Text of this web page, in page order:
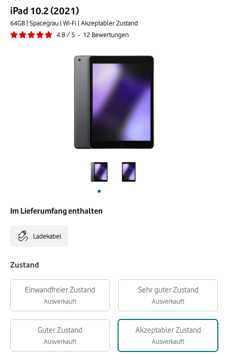
iPad 10.2 (2021)
64GB | Spacegrau | Wi-Fi | Akzeptabler Zustand
4.8/5 - 12 Bewertungen
Im Lieferumfang enthalten
Ladekabel
Zustand
Einwandfreier Zustand
Ausverkauft
Sehr guter Zustand
Ausverkauft
Guter Zustand
Ausverkauft
Akzeptabler Zustand
Ausverkauft